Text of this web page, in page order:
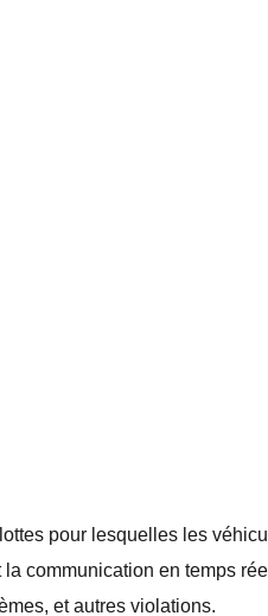
pour lesquelles les
communication en temps
et autres violations.